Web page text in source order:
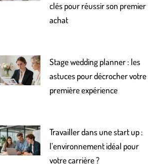
clés pour réussir son premier
achat
Stage wedding planner : les
astuces pour décrocher votre
première expérience
Travailler dans une start up :
l’environnement idéal pour
votre carrière ?